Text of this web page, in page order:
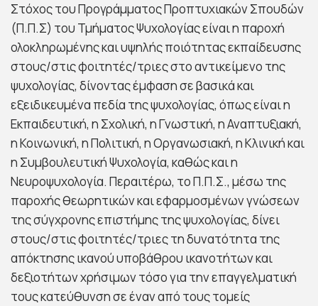
Στόχος του Προγράμματος Προπτυχιακών Σπουδών
(Π.Π.Σ) του Τμήματος Ψυχολογίας είναι η παροχή
ολοκληρωμένης και υψηλής ποιότητας εκπαίδευσης
στους/στις φοιτητές/τριες στο αντικείμενο της
ψυχολογίας, δίνοντας έμφαση σε βασικά και
εξειδικευμένα πεδία της ψυχολογίας, όπως είναι η
Εκπαιδευτική, η Σχολική, η Γνωστική, η Αναπτυξιακή,
η Κοινωνική, η Πολιτική, η Οργανωσιακή, η Κλινική και
η Συμβουλευτική Ψυχολογία, καθώς και η
Νευροψυχολογία. Περαιτέρω, το Π.Π.Σ., μέσω της
παροχής θεωρητικών και εφαρμοσμένων γνώσεων
της σύγχρονης επιστήμης της ψυχολογίας, δίνει
στους/στις φοιτητές/τριες τη δυνατότητα της
απόκτησης ικανού υποβάθρου ικανοτήτων και
δεξιοτήτων χρήσιμων τόσο για την επαγγελματική
τους κατεύθυνση σε έναν από τους τομείς